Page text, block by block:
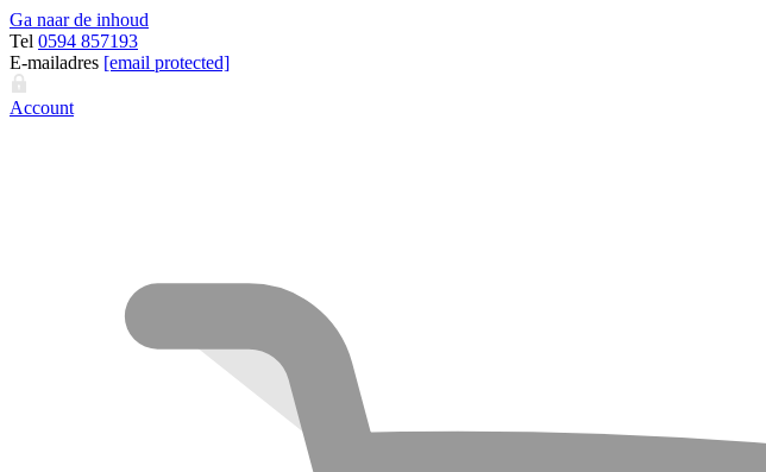
Ga naar de inhoud
Tel 0594 857193
E-mailadres [email protected]
Account